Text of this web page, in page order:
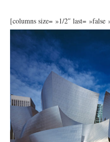
[columns size= »1/2″ last= »false